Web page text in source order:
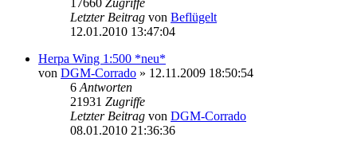
Letzter Beitrag von Beflügelt
12.01.2010 13:47:04
Herpa Wing 1:500 *neu*
von DGM-Corrado » 12.11.2009 18:50:54
6 Antworten
21931 Zugriffe
Letzter Beitrag von DGM-Corrado
08.01.2010 21:36:36